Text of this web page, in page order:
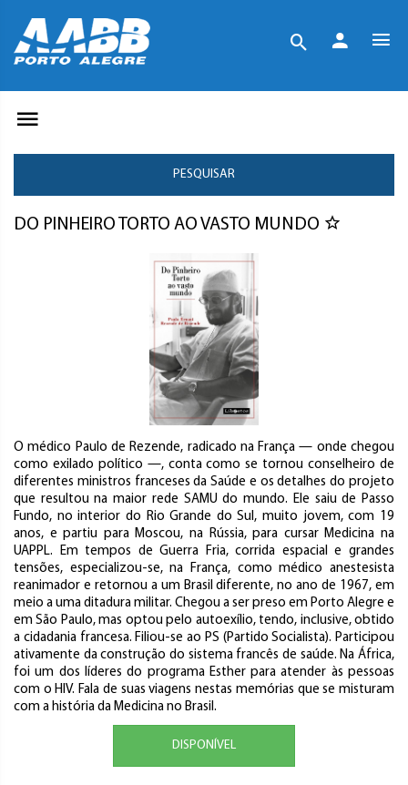
PESQUISAR
DO PINHEIRO TORTO AO VASTO MUNDO
O médico Paulo de Rezende, radicado na França — onde chegou
como exilado político —, conta como se tornou conselheiro de
diferentes ministros franceses da Saúde e os detalhes do projeto
que resultou na maior rede SAMU do mundo. Ele saiu de Passo
Fundo, no interior do Rio Grande do Sul, muito jovem, com 19
anos, e partiu para Moscou, na Rússia, para cursar Medicina na
UAPPL. Em tempos de Guerra Fria, corrida espacial e grandes
tensões, especializou-se, na França, como médico anestesista
reanimador e retornou a um Brasil diferente, no ano de 1967, em
meio a uma ditadura militar. Chegou a ser preso em Porto Alegre e
em São Paulo, mas optou pelo autoexílio, tendo, inclusive, obtido
a cidadania francesa. Filiou-se ao PS (Partido Socialista). Participou
ativamente da construção do sistema francês de saúde. Na África,
foi um dos líderes do programa Esther para atender às pessoas
com o HIV. Fala de suas viagens nestas memórias que se misturam
com a história da Medicina no Brasil.
DISPONÍVEL